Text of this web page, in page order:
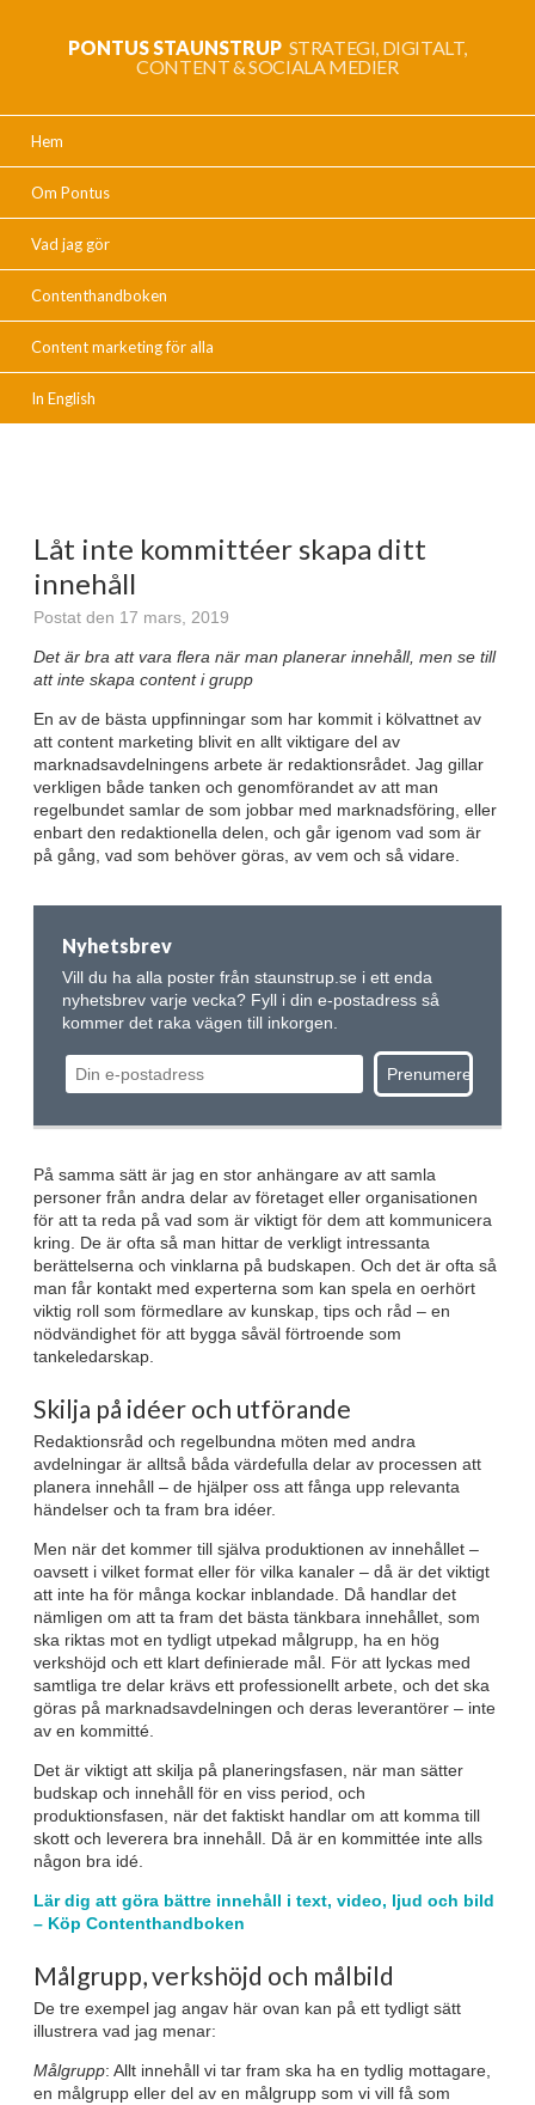
PONTUS STAUNSTRUP STRATEGI, DIGITALT,
CONTENT & SOCIALA MEDIER
Hem
Om Pontus
Vad jag gör
Contenthandboken
Content marketing för alla
In English
Låt inte kommittéer skapa ditt
innehåll
Postat den 17 mars, 2019
Det är bra att vara flera när man planerar innehåll, men se till
att inte skapa content i grupp
En av de bästa uppfinningar som har kommit i kölvattnet av
att content marketing blivit en allt viktigare del av
marknadsavdelningens arbete är redaktionsrådet. Jag gillar
verkligen både tanken och genomförandet av att man
regelbundet samlar de som jobbar med marknadsföring, eller
enbart den redaktionella delen, och går igenom vad som är
på gång, vad som behöver göras, av vem och så vidare.
Nyhetsbrev
Vill du ha alla poster från staunstrup.se i ett enda
nyhetsbrev varje vecka? Fyll i din e-postadress så
kommer det raka vägen till inkorgen.
På samma sätt är jag en stor anhängare av att samla
personer från andra delar av företaget eller organisationen
för att ta reda på vad som är viktigt för dem att kommunicera
kring. De är ofta så man hittar de verkligt intressanta
berättelserna och vinklarna på budskapen. Och det är ofta så
man får kontakt med experterna som kan spela en oerhört
viktig roll som förmedlare av kunskap, tips och råd – en
nödvändighet för att bygga såväl förtroende som
tankeledarskap.
Skilja på idéer och utförande
Redaktionsråd och regelbundna möten med andra
avdelningar är alltså båda värdefulla delar av processen att
planera innehåll – de hjälper oss att fånga upp relevanta
händelser och ta fram bra idéer.
Men när det kommer till själva produktionen av innehållet –
oavsett i vilket format eller för vilka kanaler – då är det viktigt
att inte ha för många kockar inblandade. Då handlar det
nämligen om att ta fram det bästa tänkbara innehållet, som
ska riktas mot en tydligt utpekad målgrupp, ha en hög
verkshöjd och ett klart definierade mål. För att lyckas med
samtliga tre delar krävs ett professionellt arbete, och det ska
göras på marknadsavdelningen och deras leverantörer – inte
av en kommitté.
Det är viktigt att skilja på planeringsfasen, när man sätter
budskap och innehåll för en viss period, och
produktionsfasen, när det faktiskt handlar om att komma till
skott och leverera bra innehåll. Då är en kommittée inte alls
någon bra idé.
Lär dig att göra bättre innehåll i text, video, ljud och bild
– Köp Contenthandboken
Målgrupp, verkshöjd och målbild
De tre exempel jag angav här ovan kan på ett tydligt sätt
illustrera vad jag menar:
Målgrupp: Allt innehåll vi tar fram ska ha en tydlig mottagare,
en målgrupp eller del av en målgrupp som vi vill få som